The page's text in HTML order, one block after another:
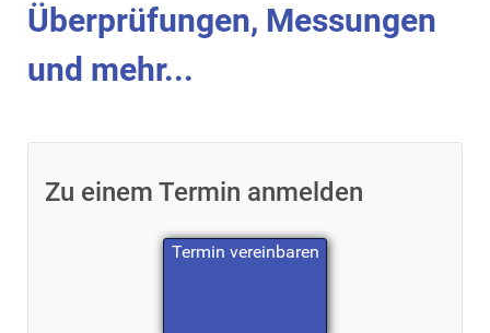
Überprüfungen, Messungen
und mehr...
Zu einem Termin anmelden
Termin vereinbaren